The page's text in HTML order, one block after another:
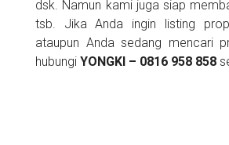
dsk. Namun kami juga siap
tsb. Jika Anda ingin listing
ataupun Anda sedang mencari
hubungi YONGKI – 0816 958 858